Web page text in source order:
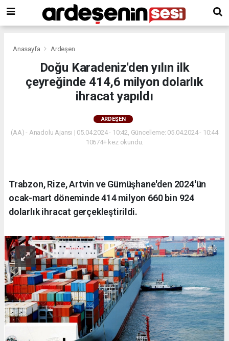
Anasayfa Ardeşen
Doğu Karadeniz'den yılın ilk
çeyreğinde 414,6 milyon dolarlık
ihracat yapıldı
ARDEŞEN
(AA) - Anadolu Ajansı | 05.04.2024 - 10:42, Güncelleme: 05.04.2024 - 10:44
10674+ kez okundu.
Trabzon, Rize, Artvin ve Gümüşhane'den 2024'ün
ocak-mart döneminde 414 milyon 660 bin 924
dolarlık ihracat gerçekleştirildi.